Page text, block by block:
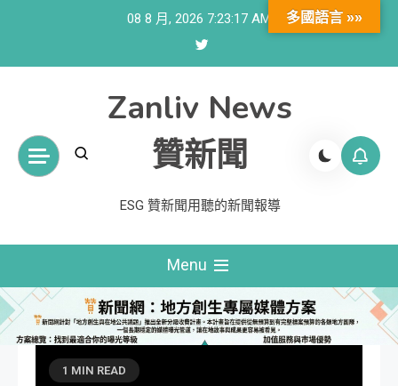
08 8 月, 2026 7:23:19 AM
Zanliv News
贊新聞
ESG 贊新聞用聽的新聞報導
Menu
1 MIN READ
多國語言 »»